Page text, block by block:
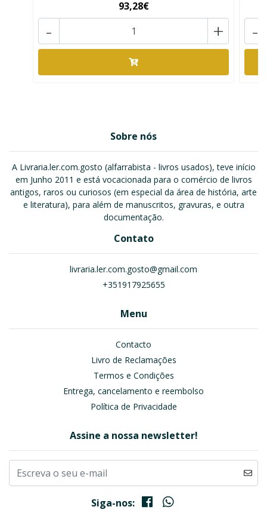
93,28€
+
- -
Sobre nós
A Livraria.ler.com.gosto (alfarrabista - livros usados), teve início
em Junho 2011 e está vocacionada para o comércio de livros
antigos, raros ou curiosos (em especial da área de história, arte
e literatura), para além de manuscritos, gravuras, e outra
documentação.
Contato
livraria.ler.com.gosto@gmail.com
+351917925655
Menu
Contacto
Livro de Reclamações
Termos e Condições
Entrega, cancelamento e reembolso
Política de Privacidade
Assine a nossa newsletter!
Siga-nos: